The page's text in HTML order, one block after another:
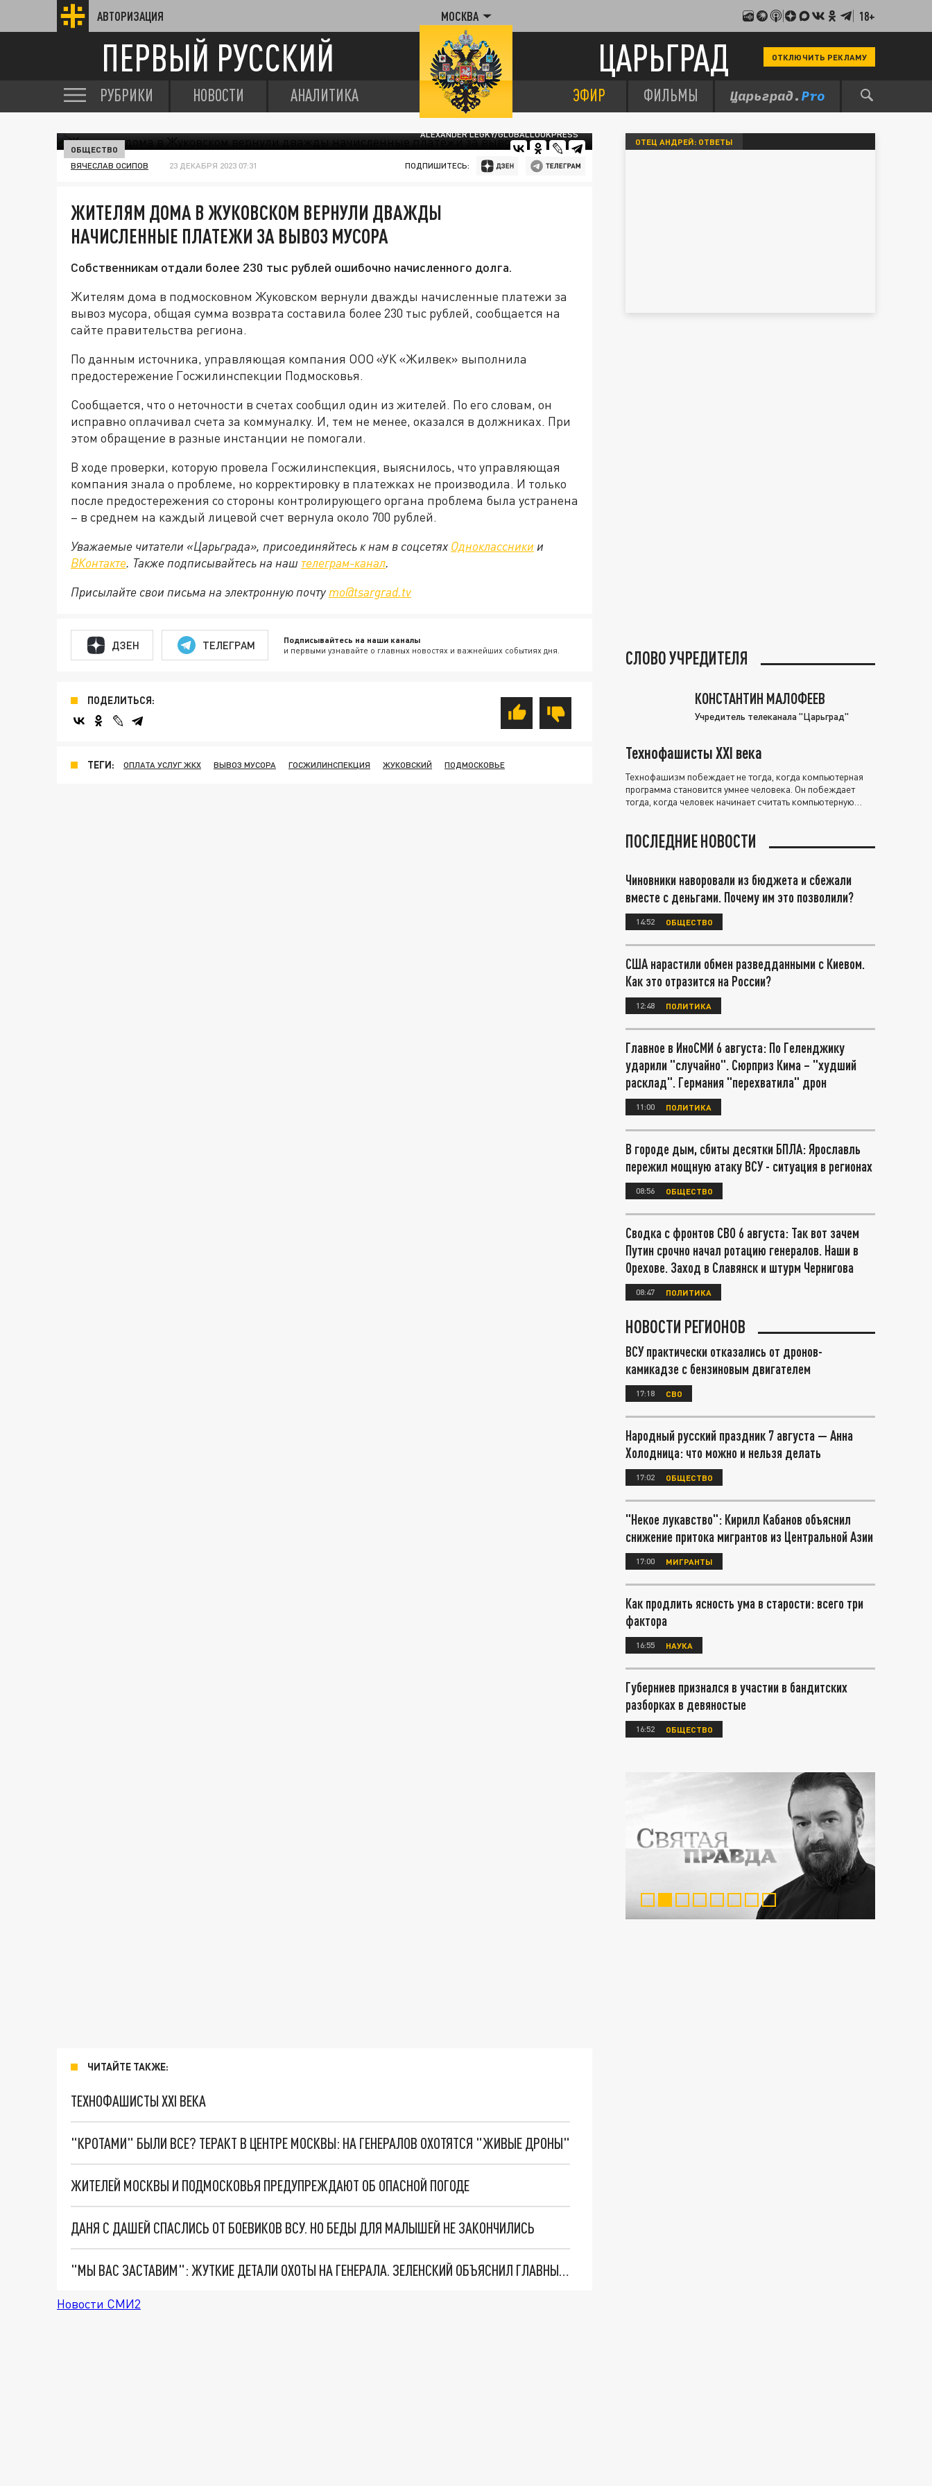
АВТОРИЗАЦИЯ МОСКВА 18+
ПЕРВЫЙ РУССКИЙ ЦАРЬГРАД ОТКЛЮЧИТЬ РЕКЛАМУ
РУБРИКИ НОВОСТИ АНАЛИТИКА ЭФИР ФИЛЬМЫ
ALEXANDER LEGKY/GLOBALLOOKPRESS
ОБЩЕСТВО
ВЯЧЕСЛАВ ОСИПОВ 23 ДЕКАБРЯ 2023 07:31 ПОДПИШИТЕСЬ:
ЖИТЕЛЯМ ДОМА В ЖУКОВСКОМ ВЕРНУЛИ ДВАЖДЫ
НАЧИСЛЕННЫЕ ПЛАТЕЖИ ЗА ВЫВОЗ МУСОРА
Собственникам отдали более 230 тыс рублей ошибочно начисленного долга.
Жителям дома в подмосковном Жуковском вернули дважды начисленные платежи за
вывоз мусора, общая сумма возврата составила более 230 тыс рублей, сообщается на
сайте правительства региона.
По данным источника, управляющая компания ООО «УК «Жилвек» выполнила
предостережение Госжилинспекции Подмосковья.
Сообщается, что о неточности в счетах сообщил один из жителей. По его словам, он
исправно оплачивал счета за коммуналку. И, тем не менее, оказался в должниках. При
этом обращение в разные инстанции не помогали.
В ходе проверки, которую провела Госжилинспекция, выяснилось, что управляющая
компания знала о проблеме, но корректировку в платежках не производила. И только
после предостережения со стороны контролирующего органа проблема была устранена
– в среднем на каждый лицевой счет вернула около 700 рублей.
Уважаемые читатели «Царьграда», присоединяйтесь к нам в соцсетях Одноклассники и
ВКонтакте. Также подписывайтесь на наш телеграм-канал.
Присылайте свои письма на электронную почту mo@tsargrad.tv
ДЗЕН ТЕЛЕГРАМ Подписывайтесь на наши каналы
и первыми узнавайте о главных новостях и важнейших событиях дня.
ПОДЕЛИТЬСЯ:
ТЕГИ: ОПЛАТА УСЛУГ ЖКХ ВЫВОЗ МУСОРА ГОСЖИЛИНСПЕКЦИЯ ЖУКОВСКИЙ ПОДМОСКОВЬЕ
ЧИТАЙТЕ ТАКЖЕ:
ТЕХНОФАШИСТЫ XXI ВЕКА
"КРОТАМИ" БЫЛИ ВСЕ? ТЕРАКТ В ЦЕНТРЕ МОСКВЫ: НА ГЕНЕРАЛОВ ОХОТЯТСЯ "ЖИВЫЕ ДРОНЫ"
ЖИТЕЛЕЙ МОСКВЫ И ПОДМОСКОВЬЯ ПРЕДУПРЕЖДАЮТ ОБ ОПАСНОЙ ПОГОДЕ
ДАНЯ С ДАШЕЙ СПАСЛИСЬ ОТ БОЕВИКОВ ВСУ. НО БЕДЫ ДЛЯ МАЛЫШЕЙ НЕ ЗАКОНЧИЛИСЬ
"МЫ ВАС ЗАСТАВИМ": ЖУТКИЕ ДЕТАЛИ ОХОТЫ НА ГЕНЕРАЛА. ЗЕЛЕНСКИЙ ОБЪЯСНИЛ ГЛАВНЫЙ СМЫСЛ ТЕРАКТА В ЦЕНТРЕ МОСКВЫ
Новости СМИ2
ОТЕЦ АНДРЕЙ: ОТВЕТЫ
СЛОВО УЧРЕДИТЕЛЯ
КОНСТАНТИН МАЛОФЕЕВ
Учредитель телеканала "Царьград"
Технофашисты XXI века
Технофашизм побеждает не тогда, когда компьютерная
программа становится умнее человека. Он побеждает
тогда, когда человек начинает считать компьютерную
ПОСЛЕДНИЕ НОВОСТИ
Чиновники наворовали из бюджета и сбежали
вместе с деньгами. Почему им это позволили?
14:52 ОБЩЕСТВО
США нарастили обмен разведданными с Киевом.
Как это отразится на России?
12:48 ПОЛИТИКА
Главное в ИноСМИ 6 августа: По Геленджику
ударили "случайно". Сюрприз Кима – "худший
расклад". Германия "перехватила" дрон
11:00 ПОЛИТИКА
В городе дым, сбиты десятки БПЛА: Ярославль
пережил мощную атаку ВСУ - ситуация в регионах
08:56 ОБЩЕСТВО
Сводка с фронтов СВО 6 августа: Так вот зачем
Путин срочно начал ротацию генералов. Наши в
Орехове. Заход в Славянск и штурм Чернигова
08:47 ПОЛИТИКА
НОВОСТИ РЕГИОНОВ
ВСУ практически отказались от дронов-
камикадзе с бензиновым двигателем
17:18 СВО
Народный русский праздник 7 августа — Анна
Холодница: что можно и нельзя делать
17:02 ОБЩЕСТВО
"Некое лукавство": Кирилл Кабанов объяснил
снижение притока мигрантов из Центральной Азии
17:00 МИГРАНТЫ
Как продлить ясность ума в старости: всего три
фактора
16:55 НАУКА
Губерниев признался в участии в бандитских
разборках в девяностые
16:52 ОБЩЕСТВО